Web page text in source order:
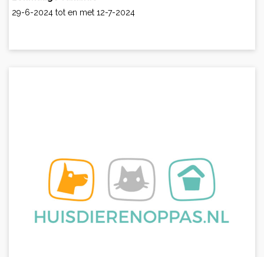
29-6-2024 tot en met 12-7-2024